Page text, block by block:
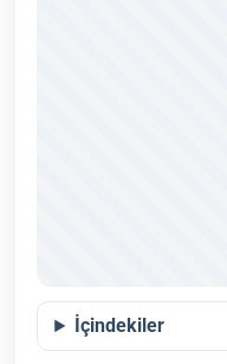
İçindekiler